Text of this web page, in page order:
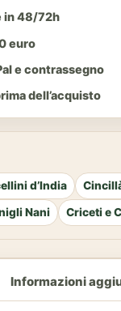
in 48/72h
euro
e contrassegno
dell’acquisto
d’India
Nani Criceti e
Informazioni